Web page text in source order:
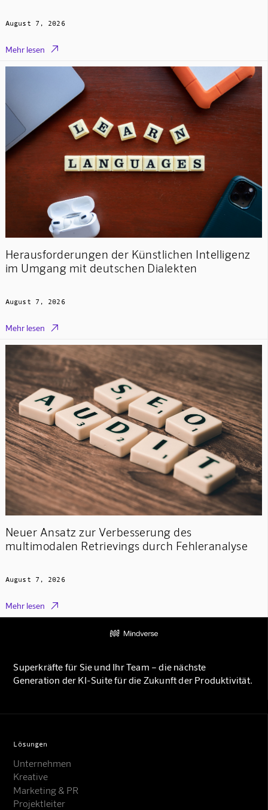
August 7, 2026
Mehr lesen 
Herausforderungen der Künstlichen Intelligenz
im Umgang mit deutschen Dialekten
August 7, 2026
Mehr lesen 
Neuer Ansatz zur Verbesserung des
multimodalen Retrievings durch Fehleranalyse
August 7, 2026
Mehr lesen 
Superkräfte für Sie und Ihr Team – die nächste
Generation der KI-Suite für die Zukunft der Produktivität.
Lösungen
Unternehmen
Kreative
Marketing & PR
Projektleiter